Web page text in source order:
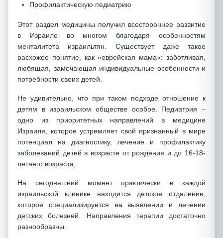
Профилактическую педиатрию
Этот раздел медицины получил всестороннее развитие
в Израиле во многом благодаря особенностям
менталитета израильтян. Существует даже такое
расхожее понятие, как «еврейская мама»: заботливая,
любящая, замечающая индивидуальные особенности и
потребности своих детей.
Не удивительно, что при таком подходе отношение к
детям в израильском обществе особое. Педиатрия –
одно из приоритетных направлений в медицине
Израиля, которое устремляет свой признанный в мире
потенциал на диагностику, лечение и профилактику
заболеваний детей в возрасте от рождения и до 16-18-
летнего возраста.
На сегодняшний момент практически в каждой
израильской клинике находится детское отделение,
которое специализируется на выявлении и лечении
детских болезней. Направления терапии достаточно
разнообразны.